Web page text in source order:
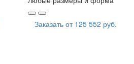
Заказать от 125 552 руб.